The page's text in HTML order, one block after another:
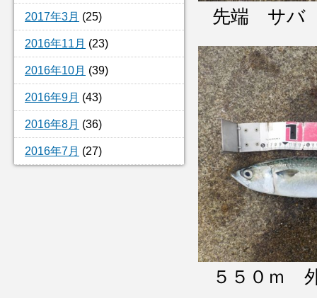
2017年3月 (25)
2016年11月 (23)
2016年10月 (39)
2016年9月 (43)
2016年8月 (36)
2016年7月 (27)
先端 サバ
５５０ｍ